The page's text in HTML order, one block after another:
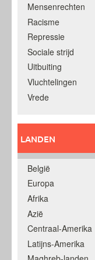
Mensenrechten
Racisme
Repressie
Sociale strijd
Uitbuiting
Vluchtelingen
Vrede
LANDEN
België
Europa
Afrika
Azië
Centraal-Amerika
Latijns-Amerika